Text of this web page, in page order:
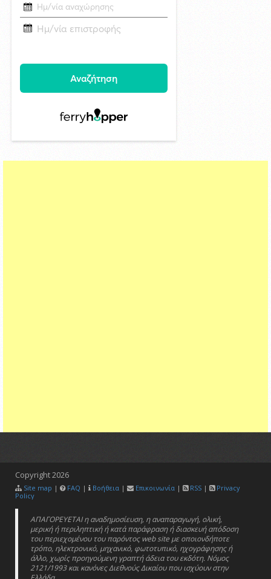
Copyright2026
Site map | FAQ | Βοήθεια | Επικοινωνία | RSS |
Privacy
Policy
ΑΠΑΓΟΡΕΥΕΤΑΙ η αναδημοσίευση, η αναπαραγωγή, ολική,
μερική ή περιληπτική ή κατά παράφραση ή διασκευή απόδοση
του περιεχομένου του παρόντος web site με οποιονδήποτε
τρόπο, ηλεκτρονικό, μηχανικό, φωτοτυπικό, ηχογράφησης ή
άλλο, χωρίς προηγούμενη γραπτή άδεια του εκδότη. Νόμος
2121/1993 και κανόνες Διεθνούς Δικαίου που ισχύουν στην